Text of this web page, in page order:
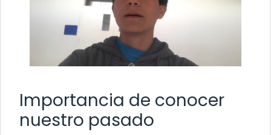
Importancia de conocer
nuestro pasado